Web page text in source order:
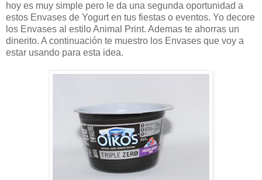
hoy es muy simple pero le da una segunda oportunidad a
estos Envases de Yogurt en tus fiestas o eventos. Yo decore
los Envases al estilo Animal Print. Ademas te ahorras un
dinerito. A continuación te muestro los Envases que voy a
estar usando para esta idea.